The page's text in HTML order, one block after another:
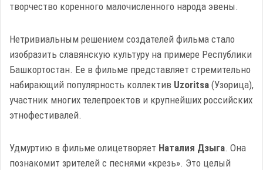
творчество коренного малочисленного народа эвены.
Нетривиальным решением создателей фильма стало
изобразить славянскую культуру на примере Республики
Башкортостан. Ее в фильме представляет стремительно
набирающий популярность коллектив Uzoritsa (Узорица),
участник многих телепроектов и крупнейших российских
этнофестивалей.
Удмуртию в фильме олицетворяет Наталия Дзыга. Она
познакомит зрителей с песнями «крезь». Это целый